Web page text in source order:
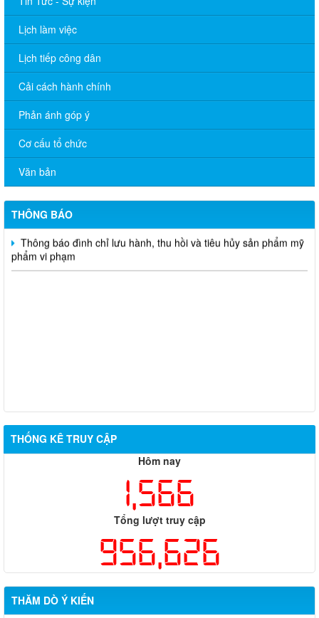
Lịch làm việc
Lịch tiếp công dân
Cải cách hành chính
Phản ánh góp ý
Cơ cấu tổ chức
Văn bản
THÔNG BÁO
THÔNG BÁO NIÊM YẾT CÔNG KHAI ĐỀ ÁN SẮP XẾP, ĐIỀU
CHỈNH, ĐỔI TÊN CÁC ẤP TRÊN ĐỊA BÀN XÃ
THÔNG CÁO BÁO CHÍ Văn bản quy phạm pháp luật do UBND
EPS năm 2026
Thông báo đình chỉ lưu hành, thu hồi và tiêu hủy sản phẩm mỹ
phẩm vi phạm
THỐNG KÊ TRUY CẬP
Hôm nay
1,566
Tổng lượt truy cập
956,626
THĂM DÒ Ý KIẾN